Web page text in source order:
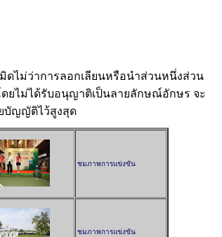
ไม่ว่าการลอกเลียนหรือนำส่วนหนึ่งส่วน
ยไม่ได้รับอนุญาติเป็นลายลักษณ์อักษร จะ
บัญญัติไว้สูงสุด
ชมภาพการแข่งขัน
ชมภาพการแข่งขัน